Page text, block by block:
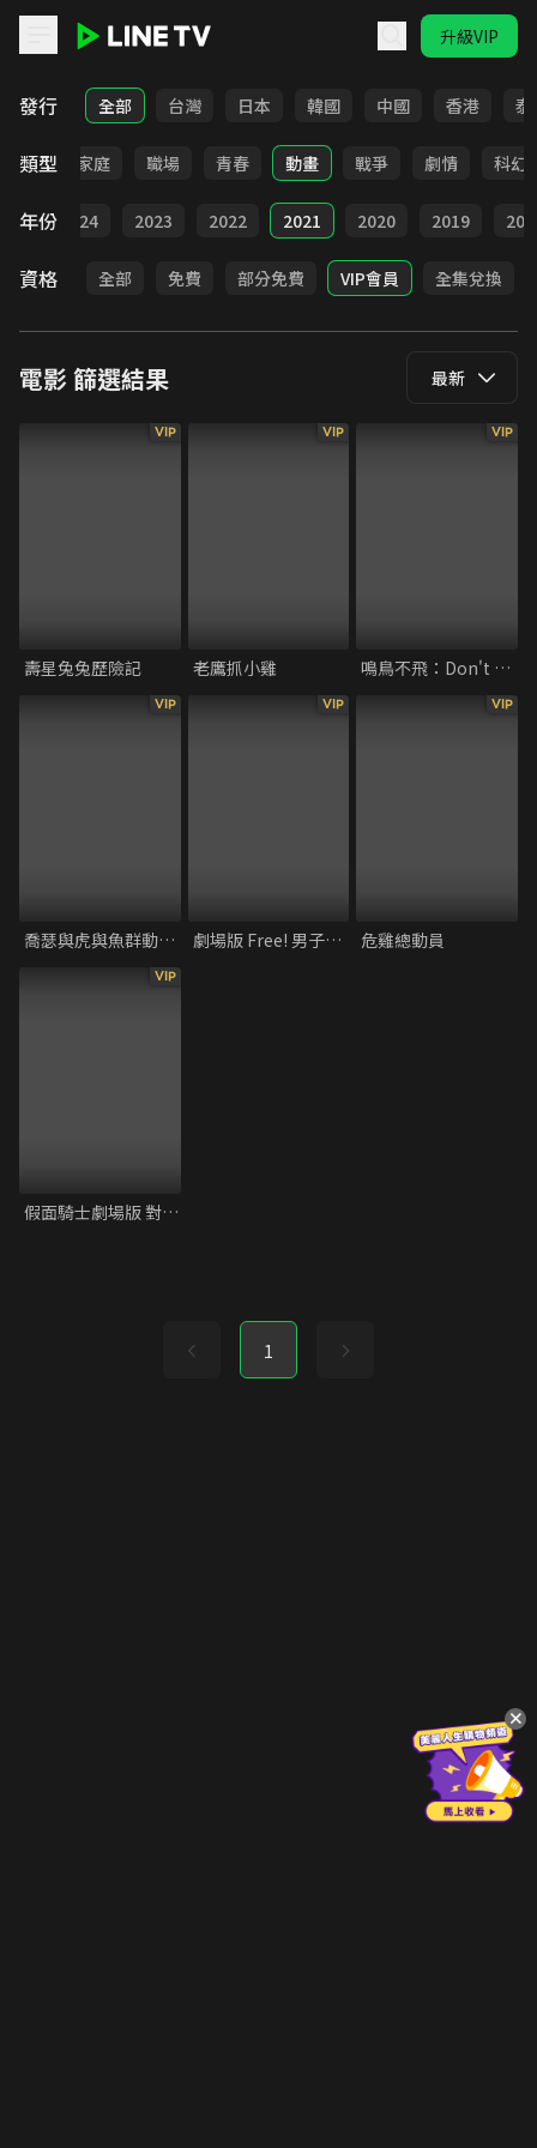
升級VIP
LINE TV - 電影
發行 全部 台灣 日本 韓國 中國 香港 泰
類型
影展 家庭 職場 青春 動畫 戰爭 劇情 科幻
年份 2024 2023 2022 2021 2020 2019
資格 全部 免費 部分免費 VIP會員 全集兌換
電影篩選結果 最新
VIP
壽星兔兔歷險記
VIP
老鷹抓小雞
VIP
鳴鳥不飛：Don't stay gold
VIP
喬瑟與虎與魚群動畫版
VIP
劇場版 Free! 男子游泳部-the Final Stroke–前篇
VIP
危雞總動員
VIP
假面騎士劇場版 對決! 超越新世代
1